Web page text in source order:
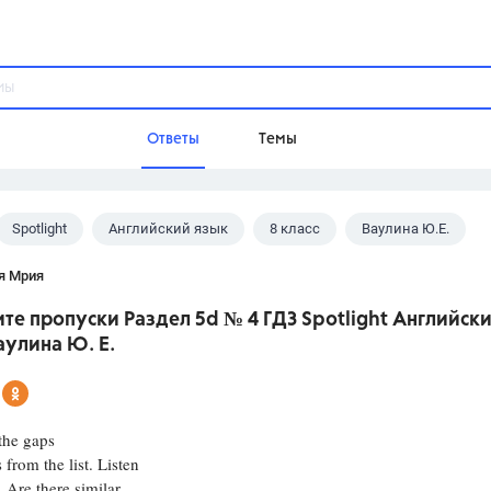
Ответы Темы
Домашнее задание
Школа
Spotlight Английский язык 8 класс Ваулина Ю.Е.
Мрия
пропуски Раздел 5d № 4 ГДЗ Spotlight
Ю. Е.
gaps
from the list. Listen